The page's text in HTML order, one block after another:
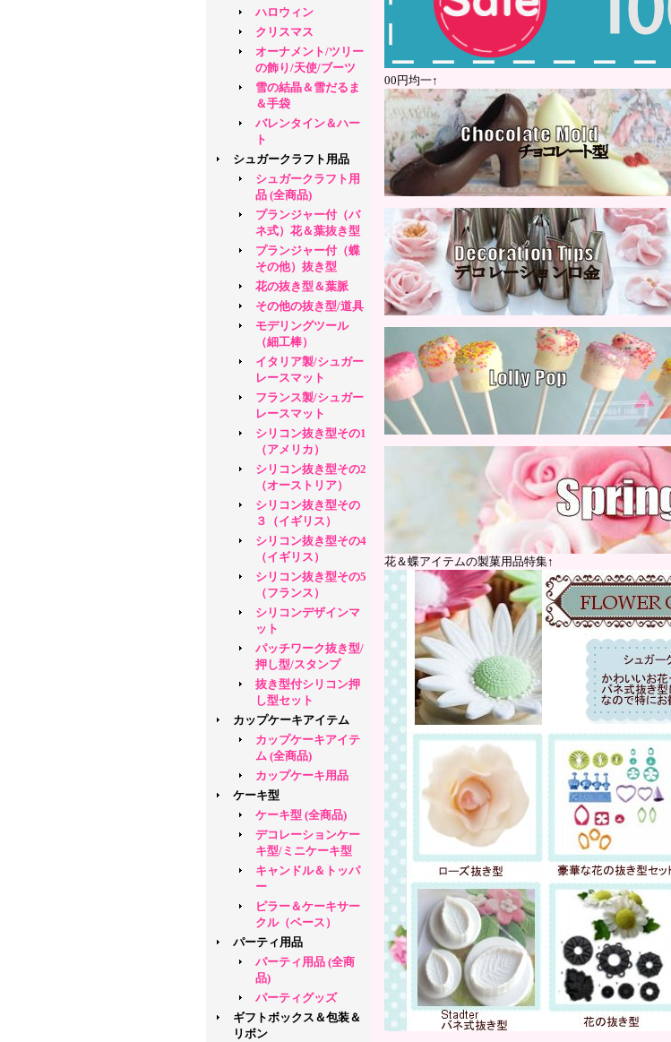
ハロウィン
クリスマス
オーナメント/ツリー
の飾り/天使/ブーツ
雪の結晶＆雪だるま
＆手袋
バレンタイン＆ハー
ト
シュガークラフト用品
シュガークラフト用
品 (全商品)
プランジャー付（バ
ネ式）花＆葉抜き型
プランジャー付（蝶
その他）抜き型
花の抜き型＆葉脈
その他の抜き型/道具
モデリングツール
（細工棒）
イタリア製/シュガー
レースマット
フランス製/シュガー
レースマット
シリコン抜き型その1
（アメリカ）
シリコン抜き型その2
（オーストリア）
シリコン抜き型その
３（イギリス）
シリコン抜き型その4
（イギリス）
シリコン抜き型その5
（フランス）
シリコンデザインマ
ット
パッチワーク抜き型/
押し型/スタンプ
抜き型付シリコン押
し型セット
カップケーキアイテム
カップケーキアイテ
ム (全商品)
カップケーキ用品
ケーキ型
ケーキ型 (全商品)
デコレーションケー
キ型/ミニケーキ型
キャンドル＆トッパ
ー
ピラー＆ケーキサー
クル（ベース）
パーティ用品
パーティ用品 (全商
品)
パーティグッズ
ギフトボックス＆包装＆
リボン
00円均一↑
花＆蝶アイテムの製菓用品特集↑